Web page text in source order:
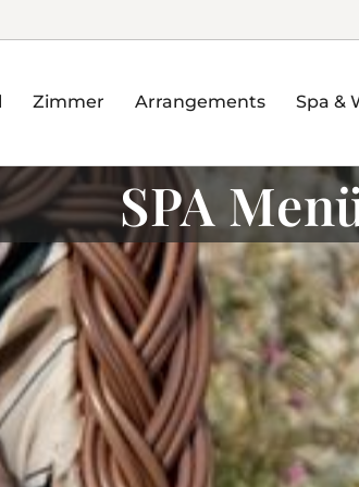
Zimmer Arrangements Spa &
SPA